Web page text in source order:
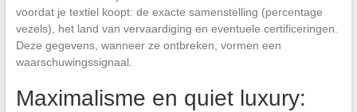
voordat je textiel koopt: de exacte samenstelling (percentage
vezels), het land van vervaardiging en eventuele certificeringen.
Deze gegevens, wanneer ze ontbreken, vormen een
waarschuwingssignaal.
Maximalisme en quiet luxury: